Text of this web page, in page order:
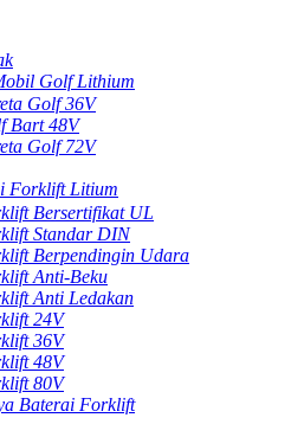
Golf Lithium
Golf 36V
Bart 48V
Golf 72V
Forklift Litium
Bersertifikat UL
Standar DIN
Berpendingin Udara
Anti-Beku
Anti Ledakan
24V
36V
48V
80V
Baterai Forklift